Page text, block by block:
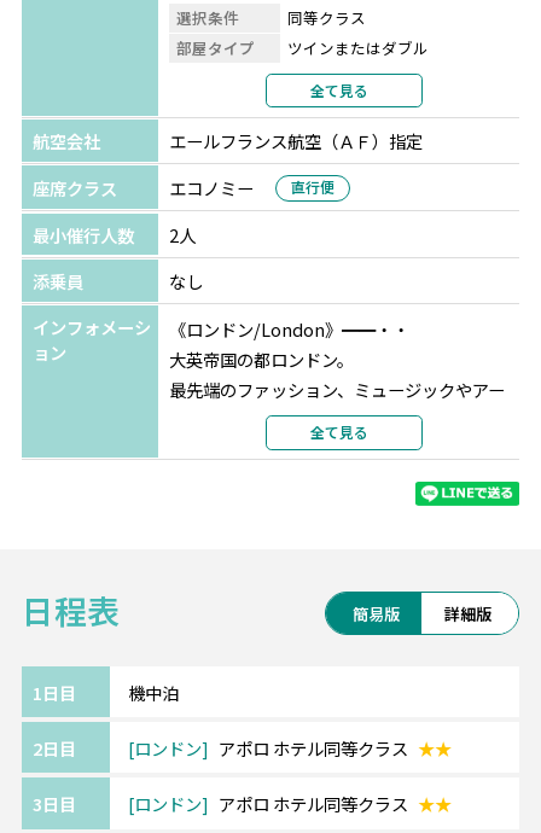
選択条件
同等クラス
部屋タイプ
ツインまたはダブル
2名1室利用
部屋カテゴリ
指定なし
ブリュッセル ヴァン ベレ ホテル
選択条件
同等クラス
部屋タイプ
ツインまたはダブル
利用形態
部屋カテゴリ
パリ
ibis Styles Paris Hippodrome de
Vincennes
★★
選択条件
同等クラス
ツインまたはダブル
2名1室利用
全て見る
航空会社
エールフランス航空（ＡＦ）指定
座席クラス
エコノミー 直行便
最小催行人数
2人
添乗員
なし
インフォメーシ
ョン
《ロンドン/London》━━・・
大英帝国の都ロンドン。
最先端のファッション、ミュージックやアー
ト、それに伝統や歴史。
芸術と文化の宝庫と言われる刺激的な街をお
市庁舎のある中心部、グランプラス広場が世
王の家、楽器博物館、ラーケン王宮、王立中
有名な小便小僧も訪れてみては♪
《パリ/Paris》━━・・
全て見る
日程表 簡易版 詳細版
1日目 機中泊
2日目 ロンドン アポロ ホテル同等クラス ★★
3日目 ロンドン アポロ ホテル同等クラス ★★